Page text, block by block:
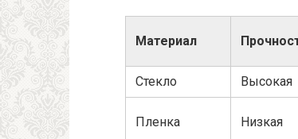
Материал
Стекло Высокая
Пленка Низкая